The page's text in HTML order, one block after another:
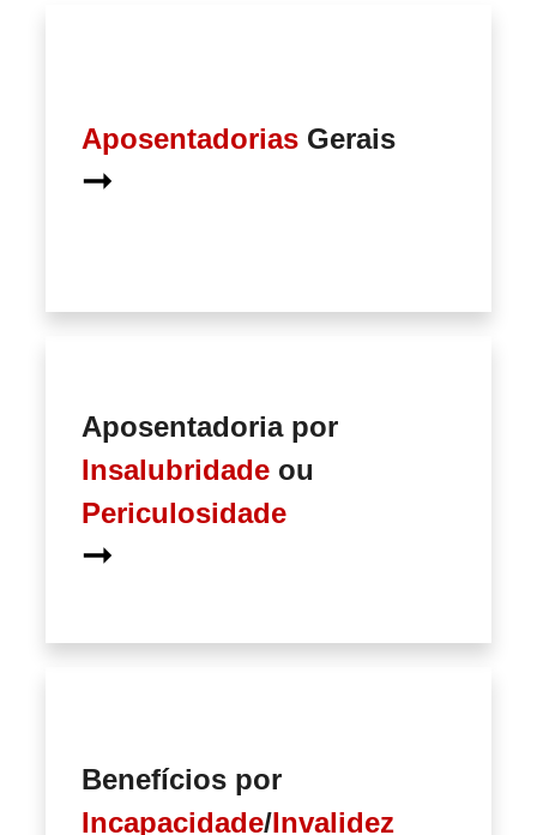
Aposentadorias Gerais
➞
Aposentadoria por
Insalubridade ou
Periculosidade
➞
Benefícios por
Incapacidade/Invalidez